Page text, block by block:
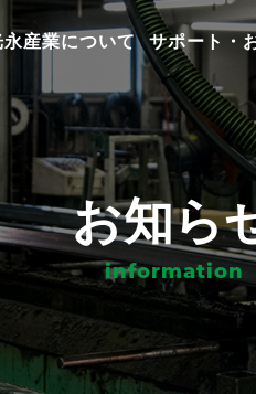
お知ら
information
永産業について サポート・